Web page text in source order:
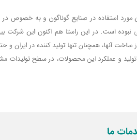
استفاده در صنایع گوناگون و به خصوص در
و عملکرد این محصولات، در سطح تولیدات
ما